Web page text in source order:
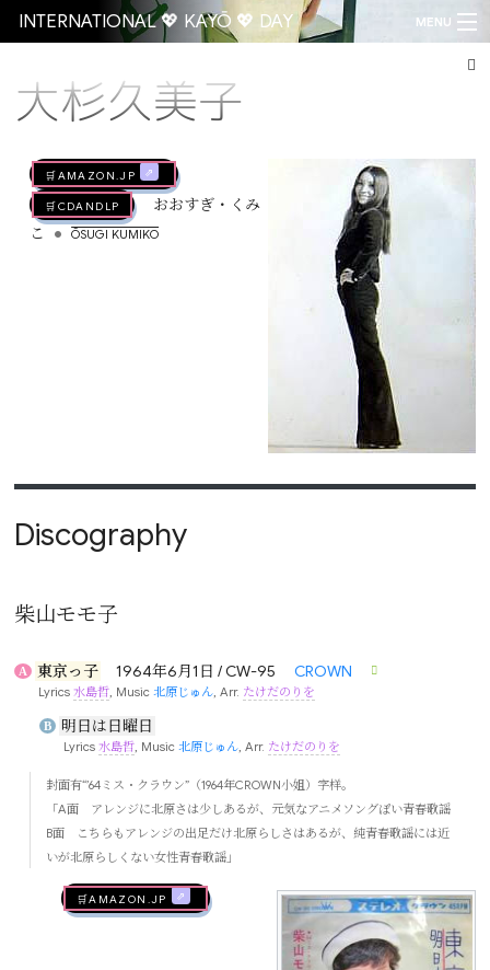
INTERNATIONAL 💖 KAYŌ 💖 DAY MENU
大杉久美子
🛒AMAZON.jp
🛒CDandLP
おおすぎ・くみ
こ • ŌSUGI KUMIKO
Discography
柴山モモ子
A 東京っ子 1964年6月1日 / CW-95 CROWN
Lyrics水島哲, Music北原じゅん, Arr. たけだのりを
B 明日は日曜日
Lyrics 水島哲, Music 北原じゅん, Arr. たけだのりを
封面有“’64ミス・クラウン”（1964年CROWN小姐）字样。
「A面 アレンジに北原さは少しあるが、元気なアニメソングぽい青春歌謡
B面 こちらもアレンジの出足だけ北原らしさはあるが、純青春歌謡には近
いが北原らしくない女性青春歌謡」
🛒AMAZON.jp